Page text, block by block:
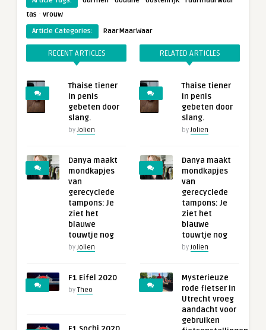
tas · vrouw
Article Categories:
RaarMaarWaar
RECENT ARTICLES
Thaise tiener
in penis
gebeten door
slang.
byJolien
Danya maakt
mondkapjes
van
gerecyclede
tampons: Je
ziet het
blauwe
touwtje nog
byJolien
F1 Eifel 2020
by Theo
RELATED ARTICLES
Thaise tiener
in penis
gebeten door
slang.
byJolien
Danya maakt
mondkapjes
van
gerecyclede
tampons: Je
ziet het
blauwe
touwtje nog
byJolien
Mysterieuze
rode fietser in
Utrecht vroeg
aandacht voor
gebruiken